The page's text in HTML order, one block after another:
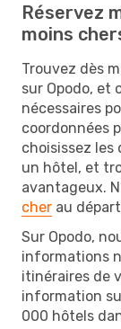
Réservez
moins
Trouvez dès
sur Opodo, et
nécessaires
coordonnées
choisissez les
un hôtel, et
avantageux.
cher au
Sur Opodo,
informations
itinéraires de
information
000 hôtels